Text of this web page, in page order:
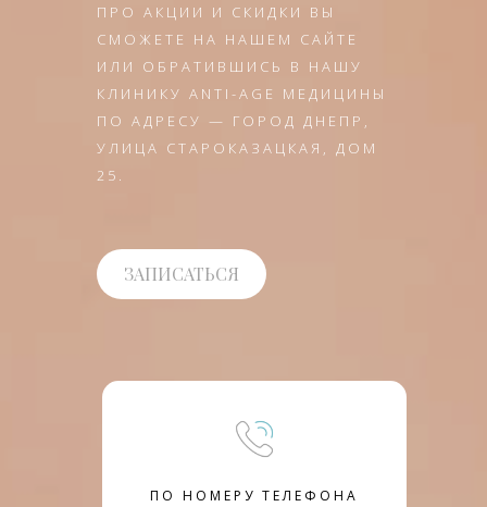
ПРО АКЦИИ И СКИДКИ ВЫ
СМОЖЕТЕ НА НАШЕМ САЙТЕ
ИЛИ ОБРАТИВШИСЬ В НАШУ
КЛИНИКУ ANTI-AGE МЕДИЦИНЫ
ПО АДРЕСУ — ГОРОД ДНЕПР,
УЛИЦА СТАРОКАЗАЦКАЯ, ДОМ
25.
ЗАПИСАТЬСЯ
ПО НОМЕРУ ТЕЛЕФОНА